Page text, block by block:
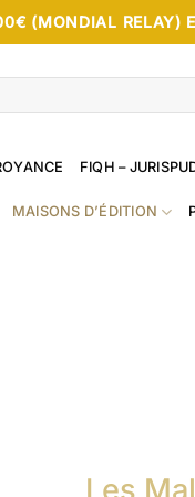
(MONDIAL RELAY)
FIQH –
MAISONS D’ÉDITION